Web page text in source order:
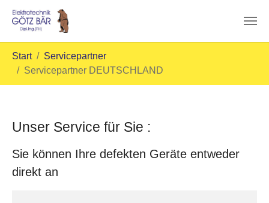
Start
Servicepartner
Servicepartner DEUTSCHLAND
Unser Service für Sie :
Sie können Ihre defekten Geräte entweder
direkt an